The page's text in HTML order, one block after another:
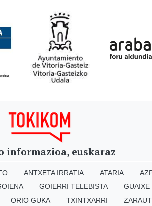
informazioa, euskaraz
ANTXETA IRRATIA ATARIA
GOIERRI TELEBISTA GUAIXE
ORIO GUKA TXINTXARRI